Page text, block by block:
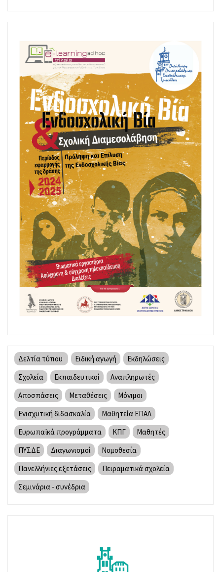
Δελτία τύπου Ειδική αγωγή
Εκδηλώσεις
Σχολεία
Εκπαιδευτικοί
Αναπληρωτές
Αποσπάσεις
Μεταθέσεις
Μόνιμοι
Ενισχυτική διδασκαλία
Μαθητεία ΕΠΑΛ
Ευρωπαϊκά προγράμματα
ΚΠΓ
Μαθητές
ΠΥΣΔΕ
Διαγωνισμοί
Νομοθεσία
Πανελλήνιες εξετάσεις
Πειραματικά σχολεία
Σεμινάρια - συνέδρια